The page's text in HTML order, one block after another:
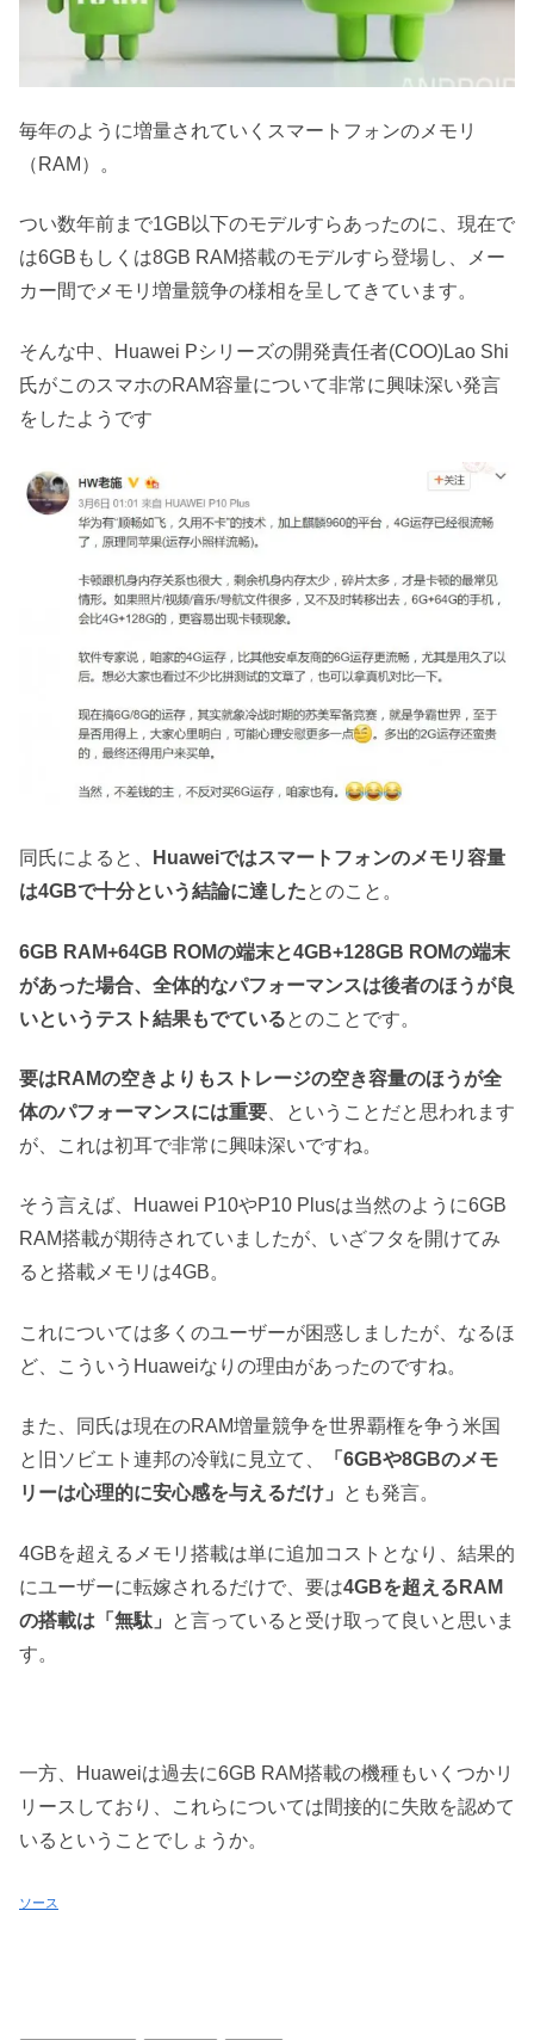
毎年のように増量されていくスマートフォンのメモリ
（RAM）。
つい数年前まで1GB以下のモデルすらあったのに、現在で
は6GBもしくは8GB RAM搭載のモデルすら登場し、メー
カー間でメモリ増量競争の様相を呈してきています。
そんな中、Huawei Pシリーズの開発責任者(COO)Lao Shi
氏がこのスマホのRAM容量について非常に興味深い発言
をしたようです
同氏によると、
Huaweiではスマートフォンのメモリ容量
は4GBで十分という結論に達したとのこと。
6GB RAM+64GB ROMの端末と4GB+128GB ROMの端末
があった場合、全体的なパフォーマンスは後者のほうが良
いというテスト結果もでているとのことです。
要はRAMの空きよりもストレージの空き容量のほうが全
体のパフォーマンスには重要 、ということだと思われます
が、これは初耳で非常に興味深いですね。
そう言えば、Huawei P10やP10 Plusは当然のように6GB
RAM搭載が期待されていましたが、いざフタを開けてみ
ると搭載メモリは4GB。
これについては多くのユーザーが困惑しましたが、なるほ
ど、こういうHuaweiなりの理由があったのですね。
また、同氏は現在のRAM増量競争を世界覇権を争う米国
と旧ソビエト連邦の冷戦に見立て、
「6GBや8GBのメモ
リーは心理的に安心感を与えるだけ」
とも発言。
4GBを超えるメモリ搭載は単に追加コストとなり、結果的
にユーザーに転嫁されるだけで、要は4GBを超えるRAM
の搭載は「無駄」
と言っていると受け取って良いと思いま
す。
一方、Huaweiは過去に6GB RAM搭載の機種もいくつかリ
リースしており、これらについては間接的に失敗を認めて
いるということでしょうか。
ソース